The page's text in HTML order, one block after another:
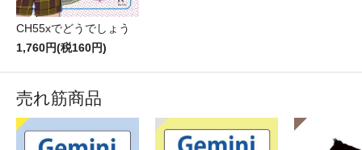
CH55xでどうでしょう
1,760円(税160円)
売れ筋商品